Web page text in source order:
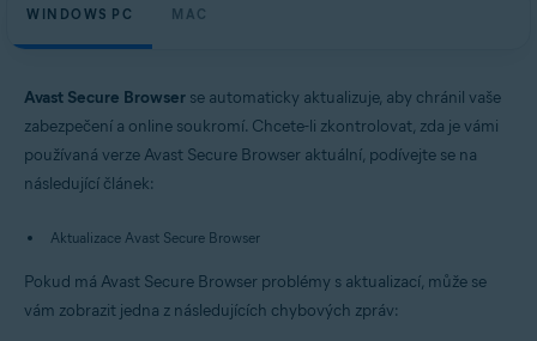
Avast Secure Browser
Windows a macOS
WINDOWS PC MAC
Avast Secure Browser se automaticky aktualizuje, aby chránil vaše
zabezpečení a online soukromí. Chcete-li zkontrolovat, zda je vámi
používaná verze Avast Secure Browser aktuální, podívejte se na
následující článek:
Aktualizace Avast Secure Browser
Pokud má Avast Secure Browser problémy s aktualizací, může se
vám zobrazit jedna z následujících chybových zpráv: